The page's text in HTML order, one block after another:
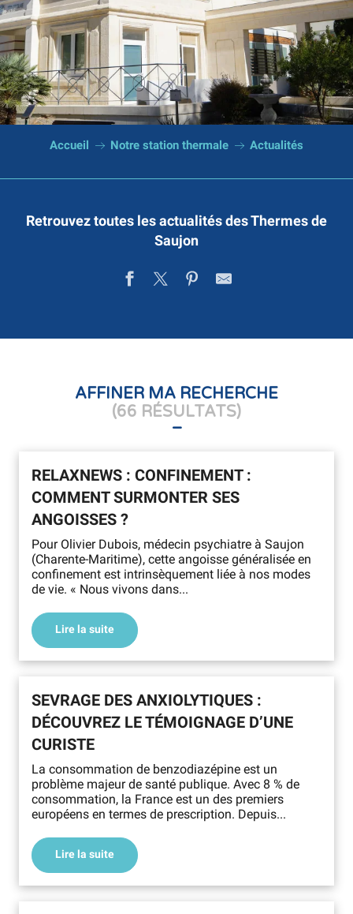
Accueil Notre station thermale Actualités
Retrouvez toutes les actualités des Thermes de
Saujon
AFFINER MA RECHERCHE
(66 RÉSULTATS)
RELAXNEWS : CONFINEMENT :
COMMENT SURMONTER SES
ANGOISSES ?
Pour Olivier Dubois, médecin psychiatre à Saujon
(Charente-Maritime), cette angoisse généralisée en
confinement est intrinsèquement liée à nos modes
de vie. « Nous vivons dans...
Lire la suite
SEVRAGE DES ANXIOLYTIQUES :
DÉCOUVREZ LE TÉMOIGNAGE D’UNE
CURISTE
La consommation de benzodiazépine est un
problème majeur de santé publique. Avec 8 % de
consommation, la France est un des premiers
européens en termes de prescription. Depuis...
Lire la suite